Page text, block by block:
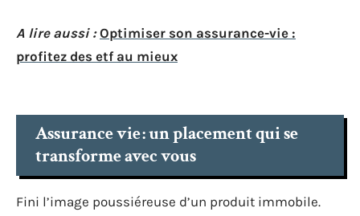
A lire aussi : Optimiser son assurance-vie :
profitez des etf au mieux
Assurance vie : un placement qui se
transforme avec vous
Fini l’image poussiéreuse d’un produit immobile.